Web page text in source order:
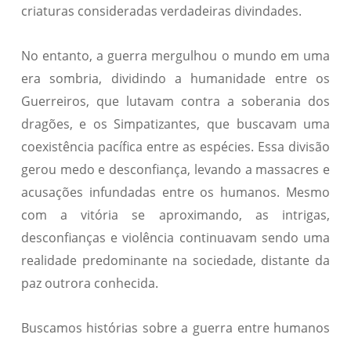
criaturas consideradas verdadeiras divindades.
No entanto, a guerra mergulhou o mundo em uma
era sombria, dividindo a humanidade entre os
Guerreiros, que lutavam contra a soberania dos
dragões, e os Simpatizantes, que buscavam uma
coexistência pacífica entre as espécies. Essa divisão
gerou medo e desconfiança, levando a massacres e
acusações infundadas entre os humanos. Mesmo
com a vitória se aproximando, as intrigas,
desconfianças e violência continuavam sendo uma
realidade predominante na sociedade, distante da
paz outrora conhecida.
Buscamos histórias sobre a guerra entre humanos